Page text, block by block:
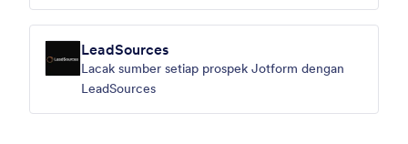
LeadSources
Lacak sumber setiap prospek Jotform dengan
LeadSources